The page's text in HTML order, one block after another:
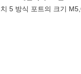
5 방식 포트의 크기